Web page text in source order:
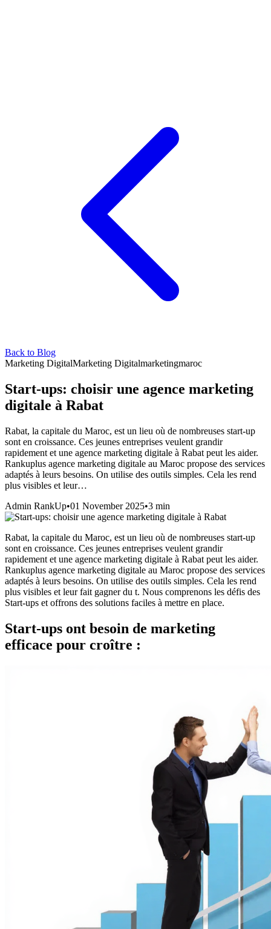
Back to Blog
Marketing DigitalMarketing Digitalmarketingmaroc
Start-ups: choisir une agence marketing
digitale à Rabat
Rabat, la capitale du Maroc, est un lieu où de nombreuses start-up
sont en croissance. Ces jeunes entreprises veulent grandir
rapidement et une agence marketing digitale à Rabat peut les aider.
Rankuplus agence marketing digitale au Maroc propose des services
adaptés à leurs besoins. On utilise des outils simples. Cela les rend
plus visibles et leur…
Admin RankUp•01 November 2025•3 min
Rabat, la capitale du Maroc, est un lieu où de nombreuses start-up
sont en croissance. Ces jeunes entreprises veulent grandir
rapidement et une agence marketing digitale à Rabat peut les aider.
Rankuplus agence marketing digitale au Maroc propose des services
adaptés à leurs besoins. On utilise des outils simples. Cela les rend
plus visibles et leur fait gagner du t. Nous comprenons les défis des
Start-ups et offrons des solutions faciles à mettre en place.
Start-ups ont besoin de marketing
efficace pour croître :